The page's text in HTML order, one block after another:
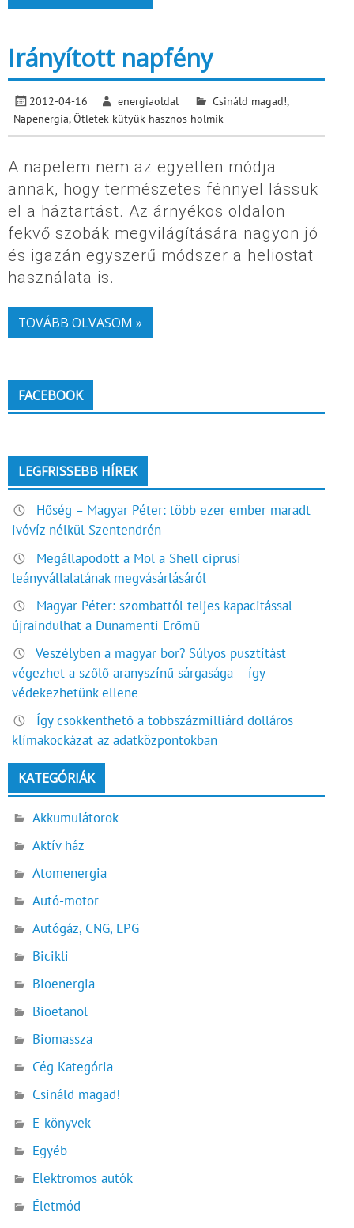
Irányított napfény
2012-04-16 energiaoldal Csináld magad!,
Napenergia,Ötletek-kütyük-hasznos holmik
A napelem nem az egyetlen módja
annak, hogy természetes fénnyel lássuk
el a háztartást. Az árnyékos oldalon
fekvő szobák megvilágítására nagyon jó
és igazán egyszerű módszer a heliostat
használata is.
TOVÁBB OLVASOM »
FACEBOOK
LEGFRISSEBB HÍREK
Hőség – Magyar Péter: több ezer ember maradt
ivóvíz nélkül Szentendrén
Megállapodott a Mol a Shell ciprusi
leányvállalatának megvásárlásáról
Magyar Péter: szombattól teljes kapacitással
újraindulhat a Dunamenti Erőmű
Veszélyben a magyar bor? Súlyos pusztítást
végezhet a szőlő aranyszínű sárgasága – így
védekezhetünk ellene
Így csökkenthető a többszázmilliárd dolláros
klímakockázat az adatközpontokban
KATEGÓRIÁK
Akkumulátorok
Aktív ház
Atomenergia
Autó-motor
Autógáz, CNG, LPG
Bicikli
Bioenergia
Bioetanol
Biomassza
Cég Kategória
Csináld magad!
E-könyvek
Egyéb
Elektromos autók
Életmód